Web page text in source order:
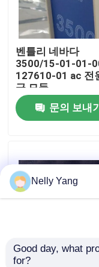
공장 투어
품질 관리
저희와 연락
인용 을 요청 하십
굽게 네바다 부속
벤틀리 네바다
3500/15-01-01-
127610-01 ac 전
급 모듈
문의 보내
벤틀리 네바다
Nelly Yang
Good day, what
for?